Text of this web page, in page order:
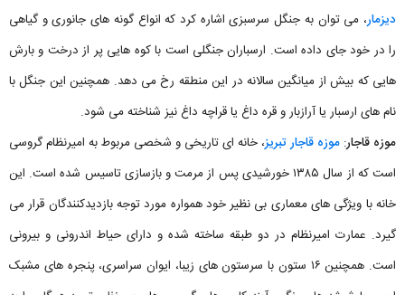
دیزمار، می توان به جنگل سرسبزی اشاره کرد که انواع گونه های جانوری و گیاهی
را در خود جای داده است. ارسباران جنگلی است با کوه هایی پر از درخت و بارش
هایی که بیش از میانگین سالانه در این منطقه رخ می دهد. همچنین این جنگل با
نام های ارسبار یا آرازبار و قره داغ یا قراچه داغ نیز شناخته می شود.
موزه قاجار: موزه قاجار تبریز، خانه ای تاریخی و شخصی مربوط به امیرنظام گروسی
است که از سال ۱۳۸۵ خورشیدی پس از مرمت و بازسازی تاسیس شده است. این
خانه با ویژگی‌ های معماری بی نظیر خود همواره مورد توجه بازدیدکنندگان قرار می
گیرد. عمارت امیرنظام در دو طبقه ساخته شده و دارای حیاط اندرونی و بیرونی
است. همچنین ۱۶ ستون با سرستون های زیبا، ایوان سراسری، پنجره‌ های مشبک